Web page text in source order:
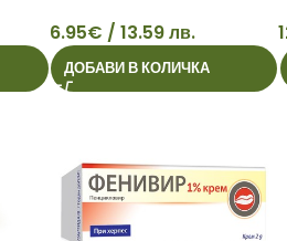
6.95€ / 13.59 лв.
ДОБАВИ В КОЛИЧКА